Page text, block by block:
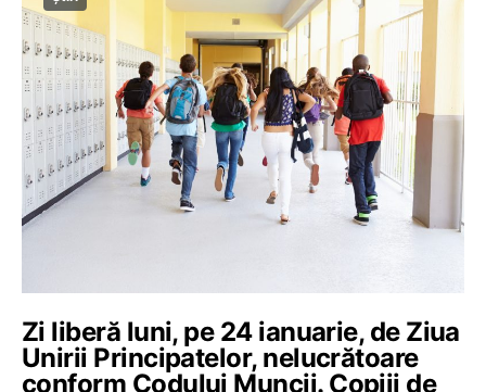
Zi liberă luni, pe 24 ianuarie, de Ziua
Unirii Principatelor, nelucrătoare
conform Codului Muncii. Copiii de